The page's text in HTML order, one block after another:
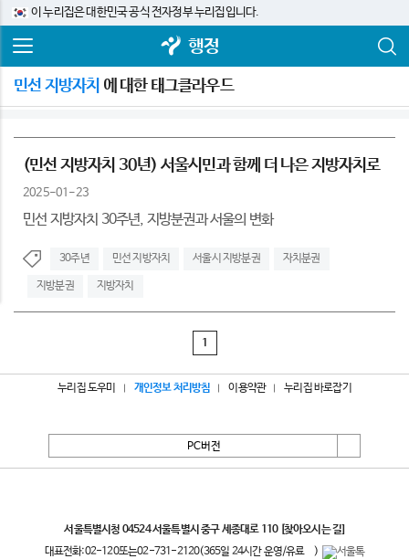
이 누리집은 대한민국 공식 전자정부 누리집입니다.
행정
민선 지방자치 에 대한 태그클라우드
(민선 지방자치 30년) 서울시민과 함께 더 나은 지방자치로
2025-01-23
민선 지방자치 30주년, 지방분권과 서울의 변화
30주년 민선 지방자치 서울시 지방분권 자치분권
지방분권 지방자치
1
누리집 도우미 개인정보 처리방침 이용약관 누리집 바로잡기
PC버전
서울특별시청 04524 서울특별시 중구 세종대로 110 [찾아오시는 길]
대표전화:02-120또는02-731-2120(365일 24시간 운영/유료
)